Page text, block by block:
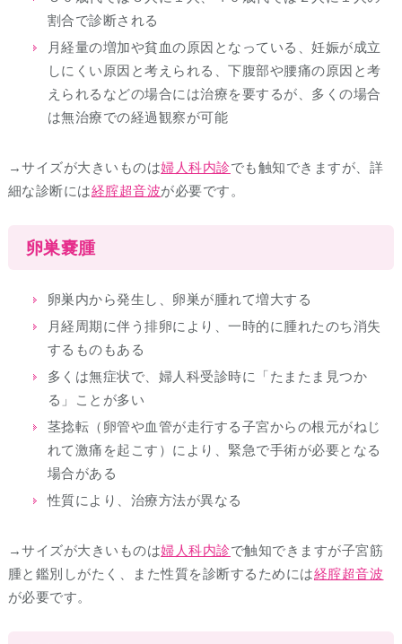
割合で診断される
月経量の増加や貧血の原因となっている、妊娠が成立
しにくい原因と考えられる、下腹部や腰痛の原因と考
えられるなどの場合には治療を要するが、多くの場合
は無治療での経過観察が可能
→サイズが大きいものは婦人科内診でも触知できますが、詳
細な診断には経腟超音波が必要です。
卵巣嚢腫
卵巣内から発生し、卵巣が腫れて増大する
月経周期に伴う排卵により、一時的に腫れたのち消失
するものもある
多くは無症状で、婦人科受診時に「たまたま見つか
る」ことが多い
茎捻転（卵管や血管が走行する子宮からの根元がねじ
れて激痛を起こす）により、緊急で手術が必要となる
場合がある
性質により、治療方法が異なる
→サイズが大きいものは婦人科内診で触知できますが子宮筋
腫と鑑別しがたく、また性質を診断するためには経腟超音波
が必要です。